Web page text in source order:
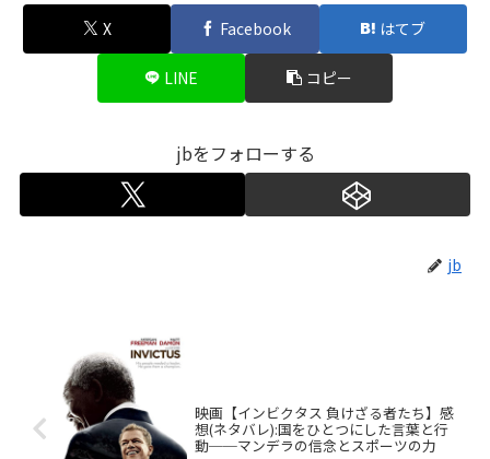
X Facebook はてブ
LINE コピー
jbをフォローする
jb
映画【インビクタス 負けざる者たち】感
想(ネタバレ):国をひとつにした言葉と行
動──マンデラの信念とスポーツの力